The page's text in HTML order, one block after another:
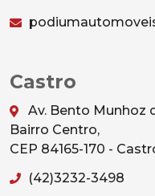
Castro
Av. Bento Munhoz
Bairro Centro,
CEP 84165-170 -
(42)3232-3498